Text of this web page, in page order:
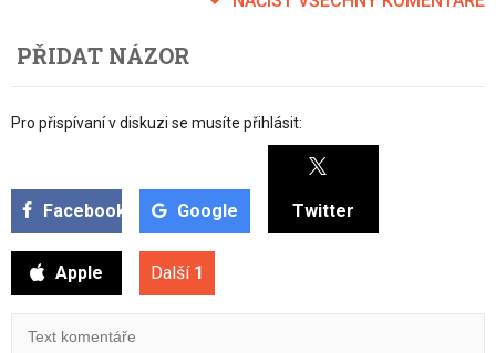
PŘIDAT NÁZOR
Pro přispívaní v diskuzi se musíte přihlásit:
Facebook Google Twitter
Apple Další 1